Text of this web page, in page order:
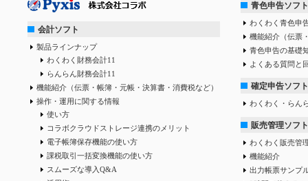
会計ソフト
製品ラインナップ
わくわく財務会計11
らんらん財務会計11
機能紹介（伝票・帳簿・元帳・決算書・消費税など）
操作・運用に関する情報
使い方
コラボクラウドストレージ連携のメリット
電子帳簿保存機能の使い方
課税取引一括変換機能の使い方
スムーズな導入Q&A
青色申告ソフト
わくわく青色申
機能紹介（伝票
青色申告の基礎
よくある質問と
確定申告ソフト
わくわく・らん
販売管理ソフト
わくわく販売管
機能紹介
出力帳票サンプ